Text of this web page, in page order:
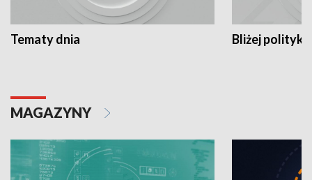
Tematy dnia Bliżej polityki
MAGAZYNY